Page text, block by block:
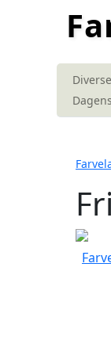
Diverse